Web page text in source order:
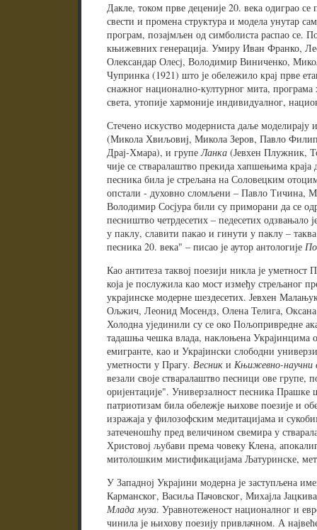
Дакле, током прве деценије 20. века одиграо се
свести и промена структура и модела унутар
програм, позајмљен од симболиста распао се.
књижевних генерација. Умиру Иван Франко,
Олександар Олесј, Володимир Виниченко,
Чупринка (1921) што је обележило крај прве
снажног национално-културног мита, програма
света, утопије хармоније индивидуалног,
Стечено искуство модерниста даље
(Микола Хвиљовиј, Микола Зеров, Павло
Драј-Хмара), и групеЛанка(Јевхен Плужник,
чије се стваралаштво прекида хапшењима
песника била је стрељана на Соловецким
опстали - духовно сломљени – Павло Тичина,
Володимир Сосјура били су приморани да се
песништво четрдесетих – педесетих одзвањало
у паклу, славити пакао и гинути у паклу –
песника 20. века" – писао је аутор антологије
Као антитеза таквој поезији никла је
која је послужила као мост између стрељаног
украјинске модерне шездесетих. Јевхен
Ољжич, Леонид Мосендз, Олена Телига,
Холодна ујединили су се око Пољопривредне
тадашња чешка влада, наклоњена Украјинцима
емигранте, као и Украјински слободни
уметности у Прагу. Весники Књижевно-научни
везали своје стваралаштво песници ове групе,
оријентације". Универзалност песника Прашке
патриотизам била обележје њихове поезије и
изражаја у филозофским медитацијама и
затеченошћу пред величином свемира у
Христовој љубави према човеку Клена,
митолошким мистификацијама Љатуринске,
У Западној Украјини модерна је заступљена
Карманског, Васиља Пачовског, Михајла
Млада муза. Уравнотеженост националног и
чинила је њихову поезију привлачном. А